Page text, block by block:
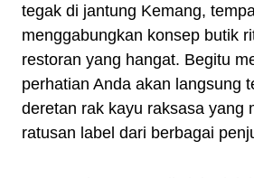
tegak di jantung Kemang,
menggabungkan konsep butik
restoran yang hangat. Begitu
perhatian Anda akan langsung
deretan rak kayu raksasa yang
ratusan label dari berbagai